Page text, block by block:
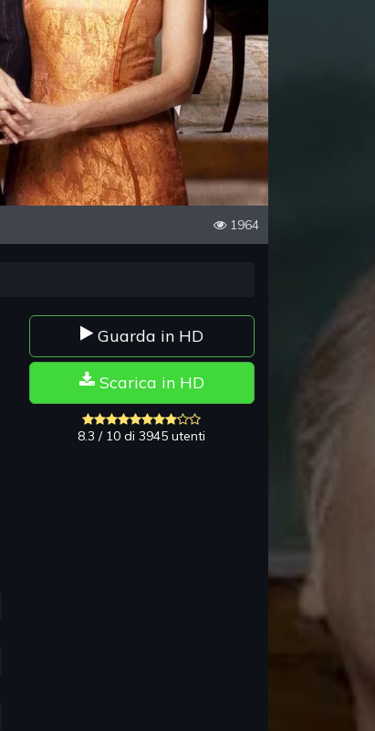
1964
Guarda in HD
Scarica in HD
8.3 / 10 di 3945 utenti